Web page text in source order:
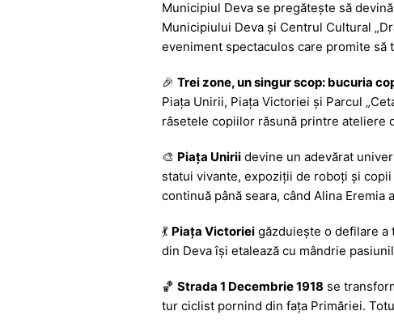
c
e
b
o
o
k
at
s
A
p
p
s
s
e
n
g
er
itt
er
e
gr
a
m
s
s
a
g
e
Municipiul Deva se pregătește să
Municipiului Deva și Centrul Cultural
eveniment spectaculos care promite
🎉 Trei zone, un singur scop: bucuria
Piața Unirii, Piața Victoriei și Parcul
râsetele copiilor răsună printre ateliere
🎨 Piața Uniriidevine un adevărat
statui vivante, expoziții de roboți și
continuă până seara, când Alina
💃 Piața Victorieigăzduiește o defilare a
din Deva își etalează cu mândrie
🏀 Strada 1 Decembrie 1918 se
tur ciclist pornind din fața Primăriei.